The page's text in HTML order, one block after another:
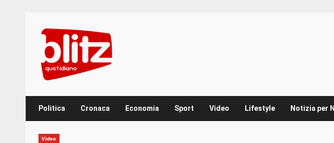
content
Politica Cronaca Economia Sport Video Lifestyle Notizia per
Video